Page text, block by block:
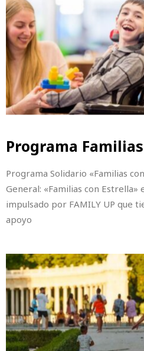
Programa
Programa Solidario «Familias
General: «Familias con
impulsado por FAMILY UP que
apoyo